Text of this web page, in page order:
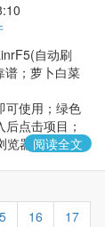
自动刷
谱；萝卜白菜
可使用；绿色
点击项目；
器 阅读全文
16
17